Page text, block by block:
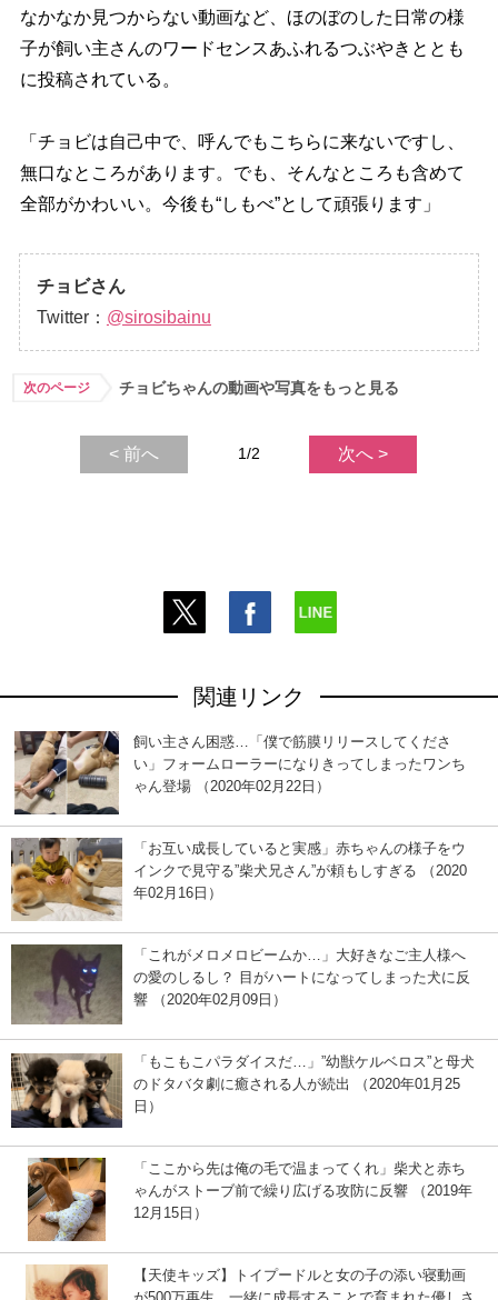
なかなか見つからない動画など、ほのぼのした日常の様
子が飼い主さんのワードセンスあふれるつぶやきととも
に投稿されている。
「チョビは自己中で、呼んでもこちらに来ないですし、
無口なところがあります。でも、そんなところも含めて
全部がかわいい。今後も“しもべ”として頑張ります」
チョビさん
Twitter： @sirosibainu
次のページ チョビちゃんの動画や写真をもっと見る
< 前へ 1/2 次へ >
関連リンク
飼い主さん困惑…「僕で筋膜リリースしてくださ
い」フォームローラーになりきってしまったワンち
ゃん登場 （2020年02月22日）
「お互い成長していると実感」赤ちゃんの様子をウ
インクで見守る”柴犬兄さん”が頼もしすぎる （2020
年02月16日）
「これがメロメロビームか…」大好きなご主人様へ
の愛のしるし？ 目がハートになってしまった犬に反
響 （2020年02月09日）
「もこもこパラダイスだ…」”幼獣ケルベロス”と母犬
のドタバタ劇に癒される人が続出 （2020年01月25
日）
「ここから先は俺の毛で温まってくれ」柴犬と赤ち
ゃんがストーブ前で繰り広げる攻防に反響 （2019年
12月15日）
【天使キッズ】トイプードルと女の子の添い寝動画